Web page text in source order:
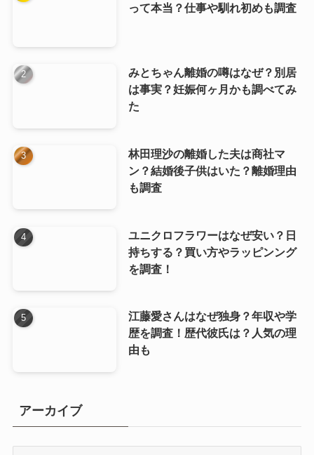
って本当？仕事や馴れ初めも調査
みとちゃん離婚の噂はなぜ？別居
は事実？妊娠何ヶ月かも調べてみ
た
林田理沙の離婚した夫は商社マ
ン？結婚後子供はいた？離婚理由
も調査
ユニクロフラワーはなぜ安い？日
持ちする？買い方やラッピンング
を調査！
江藤愛さんはなぜ独身？年収や学
歴を調査！歴代彼氏は？人気の理
由も
アーカイブ